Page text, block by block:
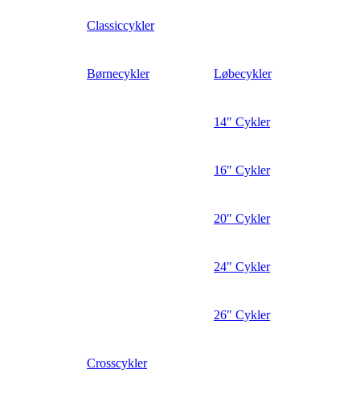
Classiccykler
Børnecykler Løbecykler
14″ Cykler
16″ Cykler
20″ Cykler
24″ Cykler
26″ Cykler
Crosscykler